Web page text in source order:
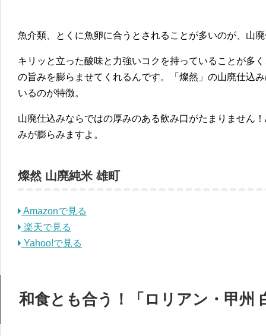
魚介類、とくに魚卵に合うとされることが多いのが、山
キリッと立った酸味と力強いコクを持っていることが多
の旨みを膨らませてくれるんです。「燦然」の山廃仕込
いるのが特徴。
山廃仕込みならではの厚みのある飲み口がたまりません
みが膨らみますよ。
燦然 山廃純米 雄町
Amazonで見る
楽天で見る
Yahoo!で見る
和食とも合う！「ロリアン・甲州